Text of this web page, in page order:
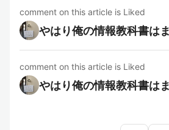
comment on this article is Liked
やはり俺の情報教科書は
comment on this article is Liked
やはり俺の情報教科書は